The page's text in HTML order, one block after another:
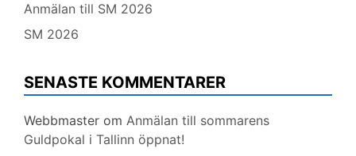
Anmälan till SM 2026
SM 2026
SENASTE KOMMENTARER
Webbmaster om Anmälan till sommarens
Guldpokal i Tallinn öppnat!